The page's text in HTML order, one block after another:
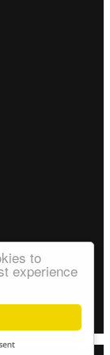
to
experience